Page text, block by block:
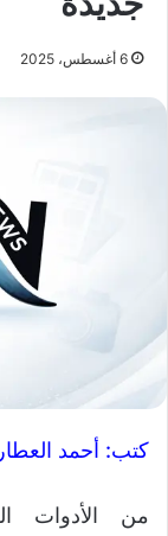
6 أغسطس، 2025
كتب: أحمد العطار
من الأدوات